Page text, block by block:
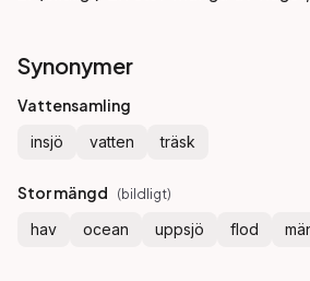
Synonymer
Vattensamling
insjö vatten träsk
Stor mängd (bildligt)
hav ocean uppsjö flod